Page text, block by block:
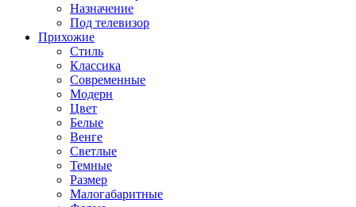
Назначение
Под телевизор
Прихожие
Стиль
Классика
Современные
Модерн
Цвет
Белые
Венге
Светлые
Темные
Размер
Малогабаритные